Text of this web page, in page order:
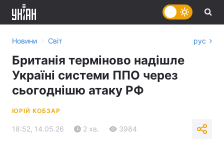
Новини › Світ рус
Британія терміново надішле
Україні системи ППО через
сьогоднішю атаку РФ
ЮРІЙ КОБЗАР
18:52, 14.05.26 2 хв. 3984